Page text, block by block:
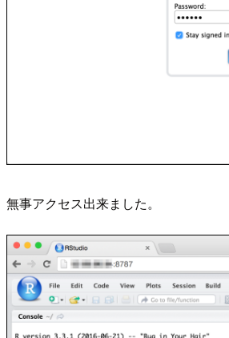
無事アクセス出来ました。